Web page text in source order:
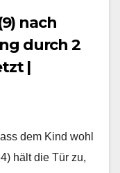
durch 2
|
dem Kind wohl
hält die Tür zu,